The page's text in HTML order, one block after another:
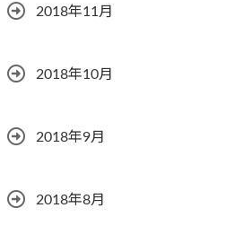
2018年11月
2018年10月
2018年9月
2018年8月